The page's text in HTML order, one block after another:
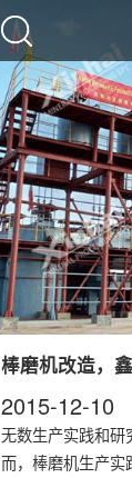
棒磨机改造，
2015-12-10
无数生产实践和研
而，棒磨机生产实